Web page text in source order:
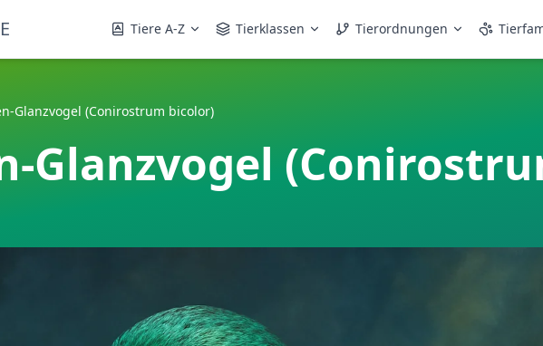
Tiere A-Z Tierklassen Tierordnungen
Glanzvogel (Conirostrum bicolor)
Glanzvogel